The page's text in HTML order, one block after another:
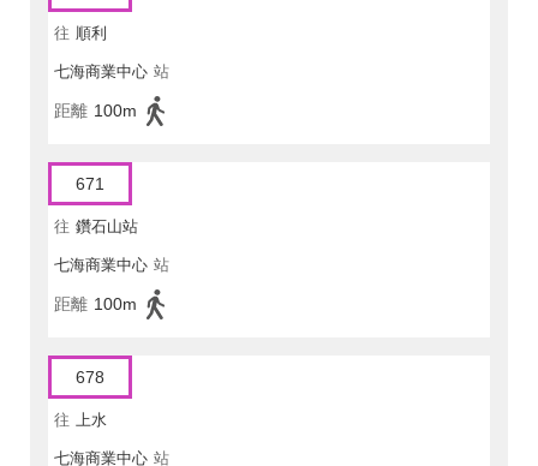
往 順利
七海商業中心 站
距離 100m
671
往 鑽石山站
七海商業中心 站
距離 100m
678
往 上水
七海商業中心 站